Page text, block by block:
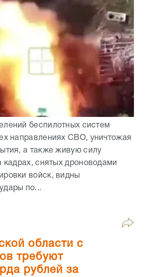
беспилотных систем
направлениях СВО, уничтожая
а также живую силу
кадрах, снятых дроноводами
войск, видны
по...
области с
требуют
рублей за